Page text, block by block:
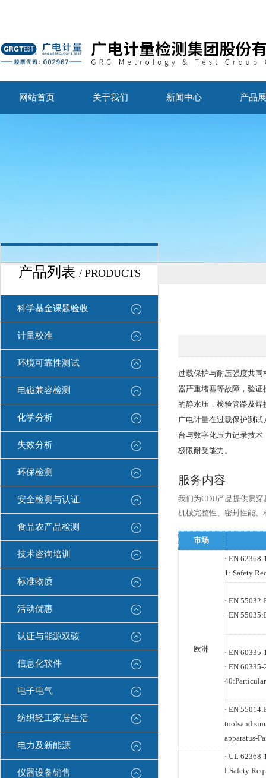
网站首页 关于我们 新闻中心 产品
产品列表 / PRODUCTS
科学基金课题验收
计量校准
环境可靠性测试
电磁兼容检测
化学分析
失效分析
环保检测
安全检测与认证
食品农产品检测
技术咨询培训
标准物质
活动优惠
认证与能源双碳
信息化软件
电子电气
纺织轻工家居生活
电力及新能源
仪器设备销售
过载保护与耐压强度共
器严重堵塞等故障，验
的静水压，检验管路及
广电计量在过载保护测
台与数字化压力记录技
极限耐受能力。
服务内容
我们为CDU产品提供贯
机械完整性、密封性能
市场
欧洲
· EN
1: Safety
· EN
· EN
· EN
· EN
· EN
toolsand
apparatus-
· UL
l:Safety